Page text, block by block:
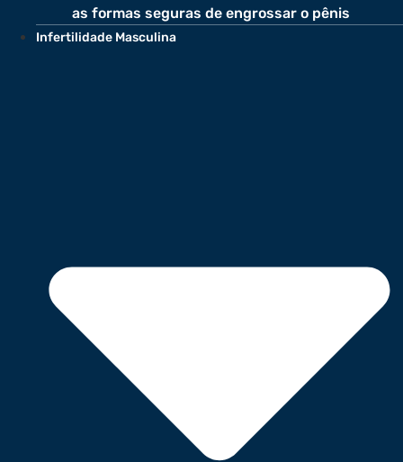
as formas seguras de engrossar o pênis
Infertilidade Masculina